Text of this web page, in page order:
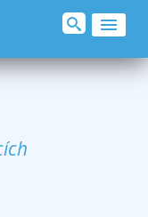
O MNĚ
KLIENTI O MNĚ